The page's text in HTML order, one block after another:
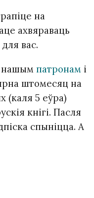
на
ахвяраваць
вас.
нашым патронам і
штомесяц на
(каля 5 еўра)
кнігі. Пасля
спыніцца. А